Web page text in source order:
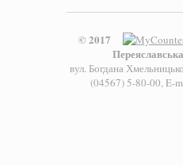
© 2017
вул. Богдана
(04567) 5-80-00, E-